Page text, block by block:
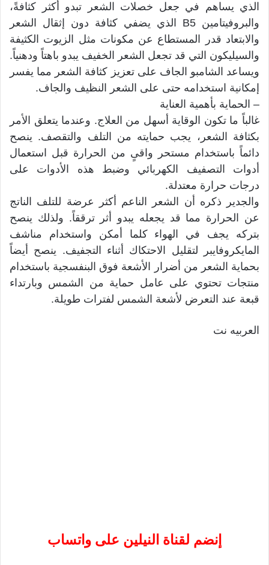
الذي يساهم في جعل خصلات الشعر تبدو أكثر كثافةً،
والبروفيتامين B5 الذي يضفي كثافة دون إثقال الشعر
والابتعاد قدر المستطاع عن مكونات مثل الزيوت الكثيفة
والسيليكون التي قد تجعل الشعر الخفيف يبدو باهتاً ودهنياً.
ويساعد الشامبو الجاف على تعزيز كثافة الشعر مما يفسر
إمكانية استخدامه حتى على الشعر النظيف والجاف.
– الحماية بأهمية العناية
غالباً ما تكون الوقاية أسهل من العلاج. وعندما يتعلق الأمر
بكثافة الشعر، يجب حمايته من التلف والتقصف. ينصح
دائماً باستخدام مستحر واقىٍ من الحرارة قبل استعمال
أدوات التصفيف الكهربائي وضبط هذه الأدوات على
درجات حرارة معتدلة.
والجدير ذكره أن الشعر الناعم أكثر عرضة للتلف الناتج
عن الحرارة مما قد يجعله يبدو أثر ترققاً. ولذلك ينصح
بتركه يجف في الهواء كلما أمكن واستخدام مناشف
المايكروفايبر لتقليل الاحتكاك أثناء التجفيف. ينصح أيضاً
بحماية الشعر من أضرار الأشعة فوق البنفسجية باستخدام
منتجات تحتوي على عامل حماية من الشمس وبارتداء
قبعة عند التعرض لأشعة الشمس لفترات طويلة.
العربيه نت
إنضم لقناة النيلين على واتساب